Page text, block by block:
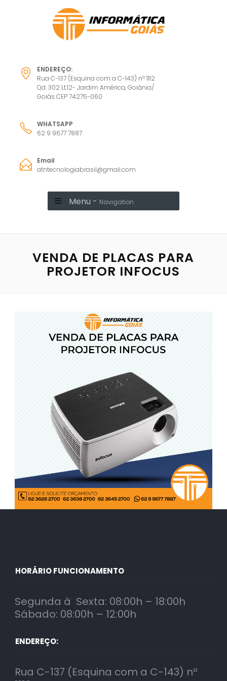
ENDEREÇO:
Rua C-137 (Esquina com a C-143) nº 1112
Qd. 302 Lt.12- Jardim América, Goiânia/
Goiás CEP 74275-060
WHATSAPP
62 9 9677 7887
Email
atntecnologiabrasil@gmail.com
Menu - Navigation
VENDA DE PLACAS PARA
PROJETOR INFOCUS
HORÁRIO FUNCIONAMENTO
Segunda à Sexta: 08:00h – 18:00h
Sábado: 08:00h – 12:00h
ENDEREÇO:
Rua C-137 (Esquina com a C-143) nº